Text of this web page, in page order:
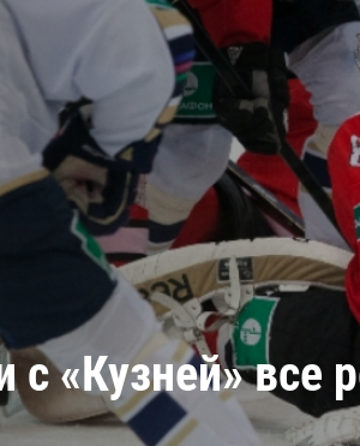
Амур
Салават Юлаев
Сибирь
с «Кузней» все